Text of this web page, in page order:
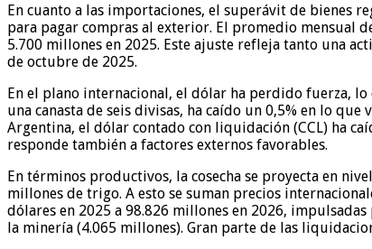
En cuanto a las importaciones, el superávit de bienes
para pagar compras al exterior. El promedio mensual
5.700 millones en 2025. Este ajuste refleja tanto una
de octubre de 2025.
En el plano internacional, el dólar ha perdido fuerza,
una canasta de seis divisas, ha caído un 0,5% en lo
Argentina, el dólar contado con liquidación (CCL) ha
responde también a factores externos favorables.
En términos productivos, la cosecha se proyecta en
millones de trigo. A esto se suman precios
dólares en 2025 a 98.826 millones en 2026,
la minería (4.065 millones). Gran parte de las